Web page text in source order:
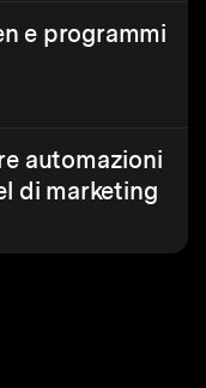
e programmi
automazioni
di marketing